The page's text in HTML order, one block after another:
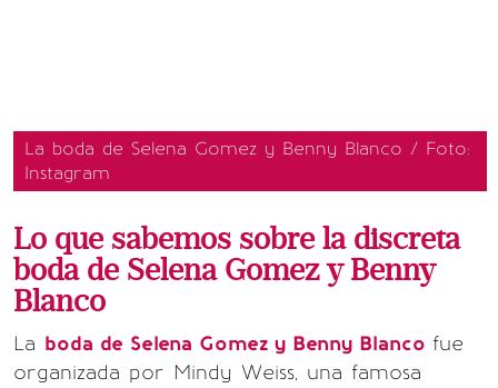
La boda de Selena Gomez y Benny Blanco / Foto:
Instagram
Lo que sabemos sobre la discreta
boda de Selena Gomez y Benny
Blanco
La boda de Selena Gomez y Benny Blanco fue
organizada por Mindy Weiss, una famosa